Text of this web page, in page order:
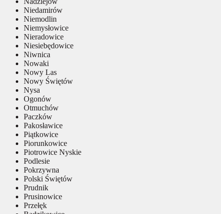
Niedamirów
Niemodlin
Niemysłowice
Nieradowice
Niesiebędowice
Niwnica
Nowaki
Nowy Las
Nowy Świętów
Nysa
Ogonów
Otmuchów
Paczków
Pakosławice
Piątkowice
Piorunkowice
Piotrowice Nyskie
Podlesie
Pokrzywna
Polski Świętów
Prudnik
Prusinowice
Przełęk